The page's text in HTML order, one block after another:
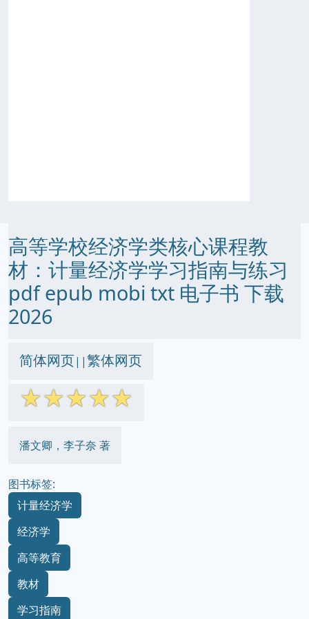
高等学校经济学类核心课程教
材：计量经济学学习指南与练习
pdf epub mobi txt 电子书 下载
2026
简体网页||繁体网页
☆☆☆☆☆
潘文卿，李子奈 著
图书标签:
计量经济学
经济学
高等教育
教材
学习指南